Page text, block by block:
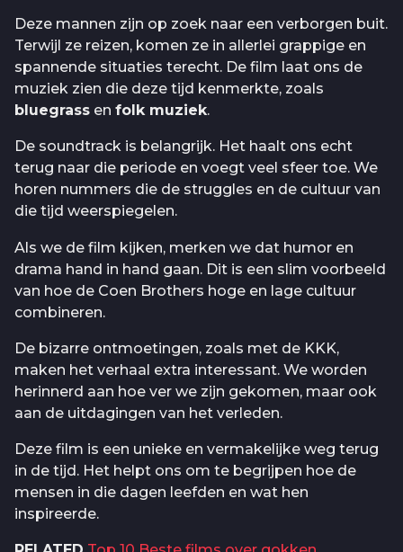
Deze mannen zijn op zoek naar een verborgen buit.
Terwijl ze reizen, komen ze in allerlei grappige en
spannende situaties terecht. De film laat ons de
muziek zien die deze tijd kenmerkte, zoals
bluegrass en folk muziek.
De soundtrack is belangrijk. Het haalt ons echt
terug naar die periode en voegt veel sfeer toe. We
horen nummers die de struggles en de cultuur van
die tijd weerspiegelen.
Als we de film kijken, merken we dat humor en
drama hand in hand gaan. Dit is een slim voorbeeld
van hoe de Coen Brothers hoge en lage cultuur
combineren.
De bizarre ontmoetingen, zoals met de KKK,
maken het verhaal extra interessant. We worden
herinnerd aan hoe ver we zijn gekomen, maar ook
aan de uitdagingen van het verleden.
Deze film is een unieke en vermakelijke weg terug
in de tijd. Het helpt ons om te begrijpen hoe de
mensen in die dagen leefden en wat hen
inspireerde.